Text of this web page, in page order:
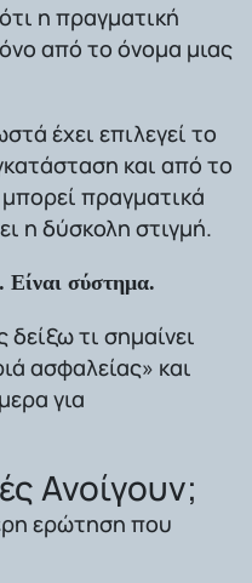
η πραγματική
από το όνομα μιας
έχει επιλεγεί το
και από το
πραγματικά
η δύσκολη στιγμή.
Είναι σύστημα.
τι σημαίνει
ασφαλείας» και
για
Ανοίγουν;
ερώτηση που